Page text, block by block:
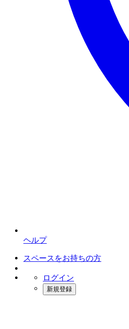
ヘルプ
スペースをお持ちの方
ログイン
新規登録